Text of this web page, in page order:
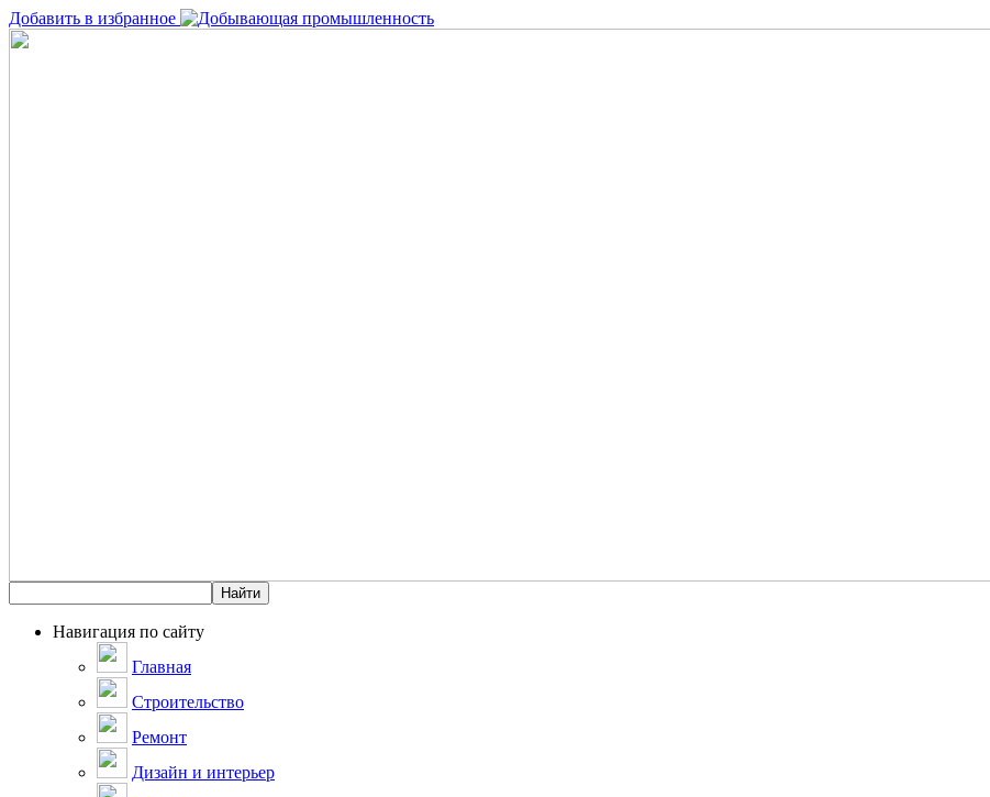
Добавить в избранное
Навигация по сайту
Главная
Строительство
Ремонт
Дизайн и интерьер